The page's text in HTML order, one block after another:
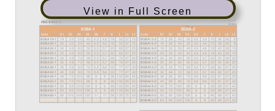
View in Full Screen